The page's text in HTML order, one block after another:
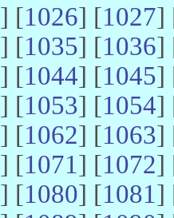
] [1026] [1027]
] [1035] [1036]
] [1044] [1045]
] [1053] [1054]
] [1062] [1063]
] [1071] [1072]
] [1080] [1081]